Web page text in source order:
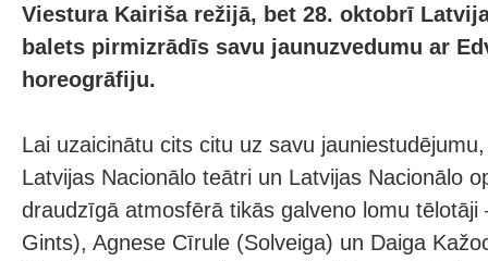
Viestura Kairiša režijā, bet 28. oktobrī
balets pirmizrādīs savu jaunuzvedumu ar
horeogrāfiju.
Lai uzaicinātu cits citu uz savu
Latvijas Nacionālo teātri un Latvijas Nacionālo
draudzīgā atmosfērā tikās galveno lomu tēlotāji
Gints), Agnese Cīrule (Solveiga) un Daiga